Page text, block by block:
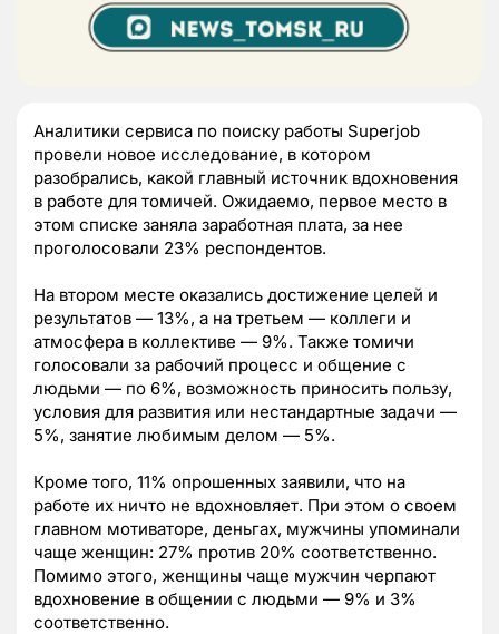
Аналитики сервиса по поиску работы Superjob
провели новое исследование, в котором
разобрались, какой главный источник вдохновения
в работе для томичей. Ожидаемо, первое место в
этом списке заняла заработная плата, за нее
проголосовали 23% респондентов.
На втором месте оказались достижение целей и
результатов — 13%, а на третьем — коллеги и
атмосфера в коллективе — 9%. Также томичи
голосовали за рабочий процесс и общение с
людьми — по 6%, возможность приносить пользу,
условия для развития или нестандартные задачи —
5%, занятие любимым делом — 5%.
Кроме того, 11% опрошенных заявили, что на
работе их ничто не вдохновляет. При этом о своем
главном мотиваторе, деньгах, мужчины упоминали
чаще женщин: 27% против 20% соответственно.
Помимо этого, женщины чаще мужчин черпают
вдохновение в общении с людьми — 9% и 3%
соответственно.